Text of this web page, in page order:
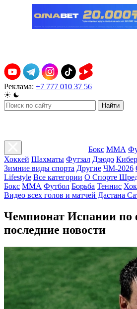
Реклама: +7 777 010 37 56
Найти
Бокс ММА
Хоккей Шахматы Футзал Дзюдо
Зимние виды спорта Другие ЧМ-2026
Lifestyle Все категории О Спорте
Бокс ММА Футбол Борьба Теннис
Видео всех голов и матчей Дастана
Чемпионат Испании по
последние новости